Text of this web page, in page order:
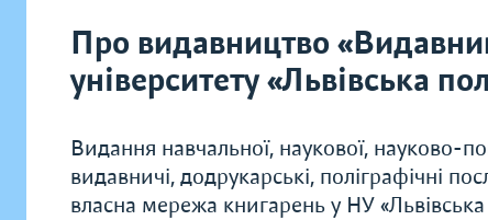
Про видавництво
університету «Львівська
Видання навчальної, наукової, науково-
видавничі, додрукарські, поліграфічні
власна мережа книгарень у НУ «Львівська